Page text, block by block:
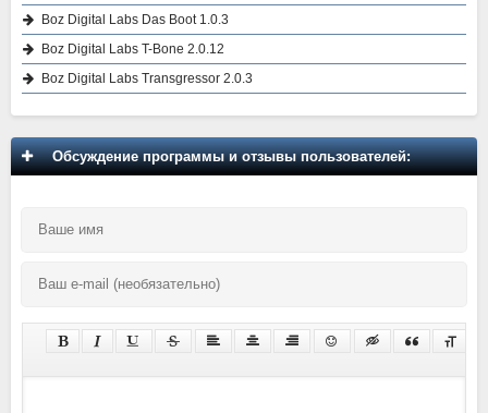
Boz Digital Labs Das Boot 1.0.3
Boz Digital Labs T-Bone 2.0.12
Boz Digital Labs Transgressor 2.0.3
Обсуждение программы и отзывы пользователей: